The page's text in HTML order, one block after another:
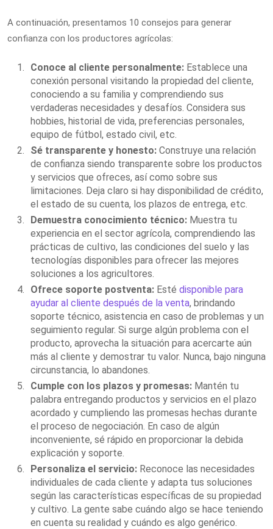
A continuación, presentamos 10 consejos para generar
confianza con los productores agrícolas:
Conoce al cliente personalmente: Establece una
conexión personal visitando la propiedad del cliente,
conociendo a su familia y comprendiendo sus
verdaderas necesidades y desafíos. Considera sus
hobbies, historial de vida, preferencias personales,
equipo de fútbol, estado civil, etc.
Sé transparente y honesto: Construye una relación
de confianza siendo transparente sobre los productos
y servicios que ofreces, así como sobre sus
limitaciones. Deja claro si hay disponibilidad de crédito,
el estado de su cuenta, los plazos de entrega, etc.
Demuestra conocimiento técnico: Muestra tu
experiencia en el sector agrícola, comprendiendo las
prácticas de cultivo, las condiciones del suelo y las
tecnologías disponibles para ofrecer las mejores
soluciones a los agricultores.
Ofrece soporte postventa: Esté disponible para
ayudar al cliente después de la venta, brindando
soporte técnico, asistencia en caso de problemas y un
seguimiento regular. Si surge algún problema con el
producto, aprovecha la situación para acercarte aún
más al cliente y demostrar tu valor. Nunca, bajo ninguna
circunstancia, lo abandones.
Cumple con los plazos y promesas: Mantén tu
palabra entregando productos y servicios en el plazo
acordado y cumpliendo las promesas hechas durante
el proceso de negociación. En caso de algún
inconveniente, sé rápido en proporcionar la debida
explicación y soporte.
Personaliza el servicio: Reconoce las necesidades
individuales de cada cliente y adapta tus soluciones
según las características específicas de su propiedad
y cultivo. La gente sabe cuándo algo se hace teniendo
en cuenta su realidad y cuándo es algo genérico.